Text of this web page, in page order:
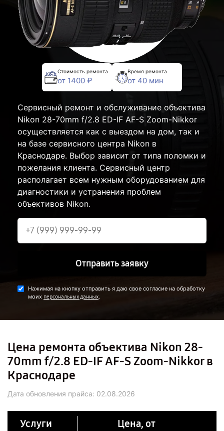
Стоимость ремонта
от 1400 ₽
Время ремонта
от 40 мин
Сервисный ремонт и обслуживание объектива
Nikon 28-70mm f/2.8 ED-IF AF-S Zoom-Nikkor
осуществляется как с выездом на дом, так и
на базе сервисного центра Nikon в
Краснодаре. Выбор зависит от типа поломки и
пожелания клиента. Сервисный центр
располагает всем нужным оборудованием для
диагностики и устранения проблем
объективов Nikon.
Отправить заявку
Нажимая на кнопку отправить я даю свое согласие на обработку
моих персональных данных.
Цена ремонта объектива Nikon 28-
70mm f/2.8 ED-IF AF-S Zoom-Nikkor в
Краснодаре
Дата обновления прайса: 02.08.2026
Услуги Цена, от